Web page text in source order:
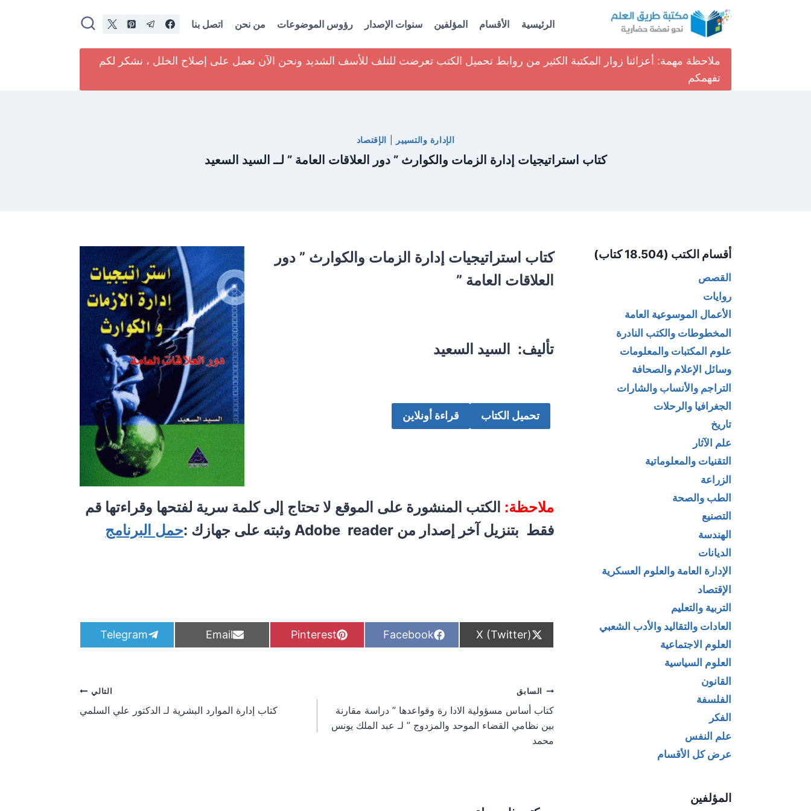
الرئيسية الأقسام المؤلفين سنوات الإصدار رؤوس الموضوعات من نحن اتصل بنا
ملاحظة مهمة: أعزائنا زوار المكتبة الكثير من روابط تحميل الكتب تعرضت للتلف للأسف الشديد ونحن الآن نعمل على إصلاح الخلل ، نشكر لكم
تفهمكم
الإدارة والتسيير الإقتصاد
كتاب استراتيجيات إدارة الزمات والكوارث ” دور العلاقات العامة ” لــ السيد السعيد
كتاب استراتيجيات إدارة الزمات والكوارث ” دور
العلاقات العامة ”
تأليف: السيد السعيد
تحميل الكتاب قراءة أونلاين
ملاحظة: الكتب المنشورة على الموقع لا تحتاج إلى كلمة سرية لفتحها وقراءتها قم
فقط بتنزيل آخر إصدار من Adobe reader وثبته على جهازك :
حمل البرنامج
S
h
o
n
X (Twitter)
S
h
Facebook
S
h
Pinterest
S
h
Email
S
h
Telegram
تصفّح
المقالات
السابق
كتاب أساس مسؤولية الادا رة وقواعدها ” دراسة مقارنة
بين نظامي القضاء الموحد والمزدوج ” لـ عبد الملك يونس
محمد
التالي
كتاب إدارة الموارد البشرية لـ الدكتور علي السلمي
أقسام الكتب (18.504 كتاب)
القصص
روايات
الأعمال الموسوعية العامة
المخطوطات والكتب النادرة
علوم المكتبات والمعلومات
وسائل الإعلام والصحافة
التراجم والأنساب والشارات
الجغرافيا والرحلات
تاريخ
علم الآثار
التقنيات والمعلوماتية
الزراعة
الطب والصحة
التصنيع
الهندسة
الديانات
الإدارة العامة والعلوم العسكرية
الإقتصاد
التربية والتعليم
العادات والتقاليد والأدب الشعبي
العلوم الاجتماعية
العلوم السياسية
القانون
الفلسفة
الفكر
علم النفس
عرض كل الأقسام
المؤلفين